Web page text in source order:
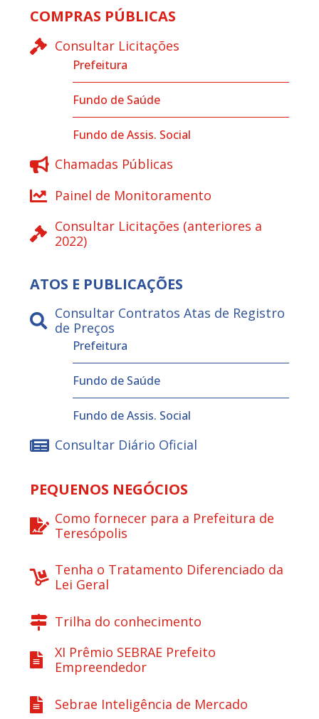
COMPRAS PÚBLICAS
Consultar Licitações
Prefeitura
Fundo de Saúde
Fundo de Assis. Social
Chamadas Públicas
Painel de Monitoramento
Consultar Licitações (anteriores a
2022)
ATOS E PUBLICAÇÕES
Consultar Contratos Atas de Registro
de Preços
Prefeitura
Fundo de Saúde
Fundo de Assis. Social
Consultar Diário Oficial
PEQUENOS NEGÓCIOS
Como fornecer para a Prefeitura de
Teresópolis
Tenha o Tratamento Diferenciado da
Lei Geral
Trilha do conhecimento
XI Prêmio SEBRAE Prefeito
Empreendedor
Sebrae Inteligência de Mercado